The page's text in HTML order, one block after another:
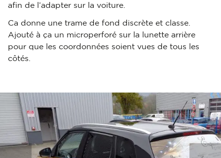
afin de l’adapter sur la voiture.
Ca donne une trame de fond discrète et classe.
Ajouté à ça un microperforé sur la lunette arrière
pour que les coordonnées soient vues de tous les
côtés.